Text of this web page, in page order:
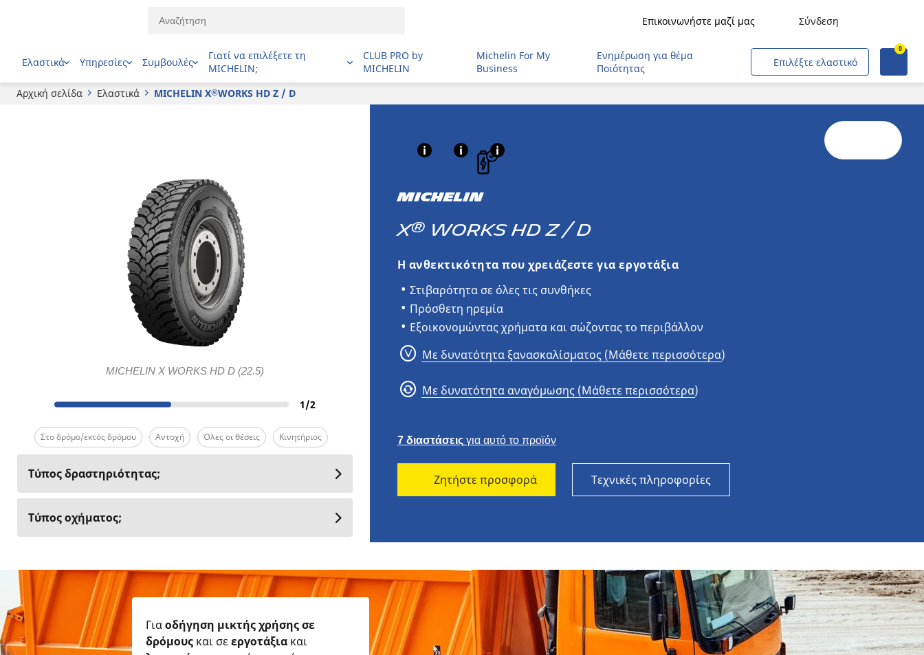
Επικοινωνήστε μαζί μας Σύνδεση
Μεταφορές εμπορευμάτων
Μεταφορές ανθρώπων
Αυτοκίνητα και SUV
Μοτοσυκλέτες και scooter
Ποδήλατα
0
Ελαστικά Υπηρεσίες Συμβουλές
Γιατί να επιλέξετε τη
MICHELIN;
CLUB PRO by
MICHELIN
Michelin For My
Business
Ενημέρωση για θέμα
Ποιότητας
Επιλέξτε ελαστικό
Αρχική σελίδα Ελαστικά MICHELIN X®WORKS HD Z / D
MICHELIN X WORKS HD D (22.5)
1/2
Στο δρόμο/εκτός δρόμου Αντοχή Όλες οι θέσεις Κινητήριος
Τύπος δραστηριότητας;
Τύπος οχήματος;
MICHELIN
X® WORKS HD Z / D
Η ανθεκτικότητα που χρειάζεστε για εργοτάξια
Στιβαρότητα σε όλες τις συνθήκες
Πρόσθετη ηρεμία
Εξοικονομώντας χρήματα και σώζοντας το περιβάλλον
Με δυνατότητα ξανασκαλίσματος (Μάθετε περισσότερα)
Με δυνατότητα αναγόμωσης (Μάθετε περισσότερα)
7 διαστάσειςγια αυτό το προϊόν
Ζητήστε προσφορά Τεχνικές πληροφορίες
MICHELIN WORKS HD Z / D Ζητήστε προσφορά
Γιαοδήγηση μικτής χρήσης σε
δρόμους και σεεργοτάξια και